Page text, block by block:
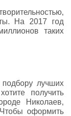
На 2017 год
таких
лучших
получить
Николаев,
оформить